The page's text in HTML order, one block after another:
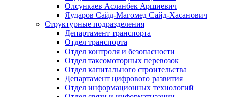
Олсункаев Асланбек Аршиевич
Яударов Сайд-Магомед Сайд-Хасанович
Структурные подразделения
Департамент транспорта
Отдел транспорта
Отдел контроля и безопасности
Отдел таксомоторных перевозок
Отдел капитального строительства
Департамент цифрового развития
Отдел информационных технологий